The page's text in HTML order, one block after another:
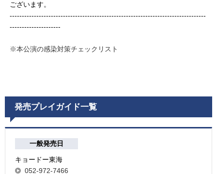
ございます。
---------------------------------------------------------------------------------
---------------------
※本公演の感染対策チェックリスト
発売プレイガイド一覧
一般発売日
キョードー東海
052-972-7466